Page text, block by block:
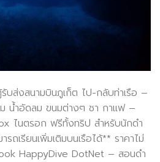
บส่งสนามบินภูเก็ต ไป-กลับท่าเรือ –
น้ำอัดลม ขนมต่างๆ ชา กาแฟ –
ไนตรอก ฟรีทั้งทริป สำหรับนักดำ
ถเรียนเพิ่มเติมบนเรือได้** ราคาไม่
HappyDive DotNet – สอนดำ